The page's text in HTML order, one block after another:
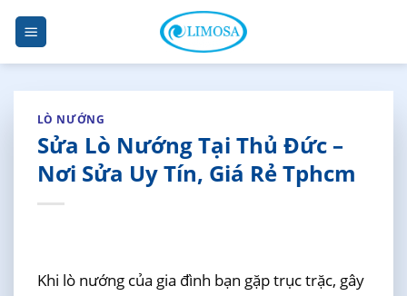
Skip
content
LÒ NƯỚNG
Sửa Lò Nướng Tại Thủ Đức –
Nơi Sửa Uy Tín, Giá Rẻ Tphcm
Khi lò nướng của gia đình bạn gặp trục trặc, gây